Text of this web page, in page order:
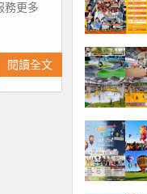
務更多
閱讀全文